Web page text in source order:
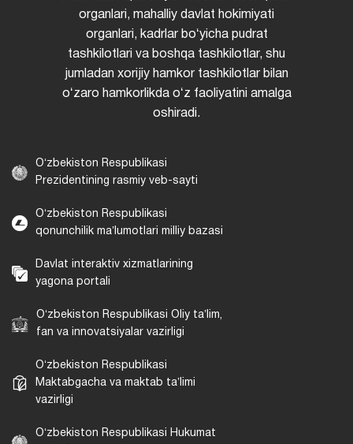
organlari, mahalliy davlat hokimiyati
organlari, kadrlar boʻyicha pudrat
tashkilotlari va boshqa tashkilotlar, shu
jumladan xorijiy hamkor tashkilotlar bilan
oʻzaro hamkorlikda oʻz faoliyatini amalga
oshiradi.
Oʻzbekiston Respublikasi
Prezidentining rasmiy veb-sayti
Oʻzbekiston Respublikasi
qonunchilik maʼlumotlari milliy bazasi
Davlat interaktiv xizmatlarining
yagona portali
Oʻzbekiston Respublikasi Oliy taʼlim,
fan va innovatsiyalar vazirligi
Oʻzbekiston Respublikasi
Maktabgacha va maktab taʼlimi
vazirligi
Oʻzbekiston Respublikasi Hukumat